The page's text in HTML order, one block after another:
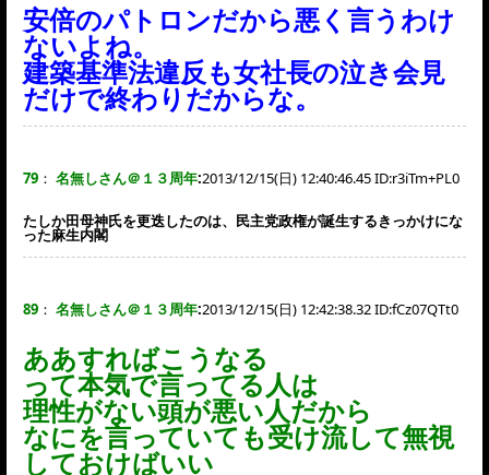
安倍のパトロンだから悪く言うわけ
ないよね。
建築基準法違反も女社長の泣き会見
だけで終わりだからな。
79 ： 名無しさん＠１３周年:2013/12/15(日) 12:40:46.45 ID:r3iTm+PL0
たしか田母神氏を更迭したのは、民主党政権が誕生するきっかけにな
った麻生内閣
89 ： 名無しさん＠１３周年:2013/12/15(日) 12:42:38.32 ID:fCz07QTt0
ああすればこうなる
って本気で言ってる人は
理性がない頭が悪い人だから
なにを言っていても受け流して無視
しておけばいい